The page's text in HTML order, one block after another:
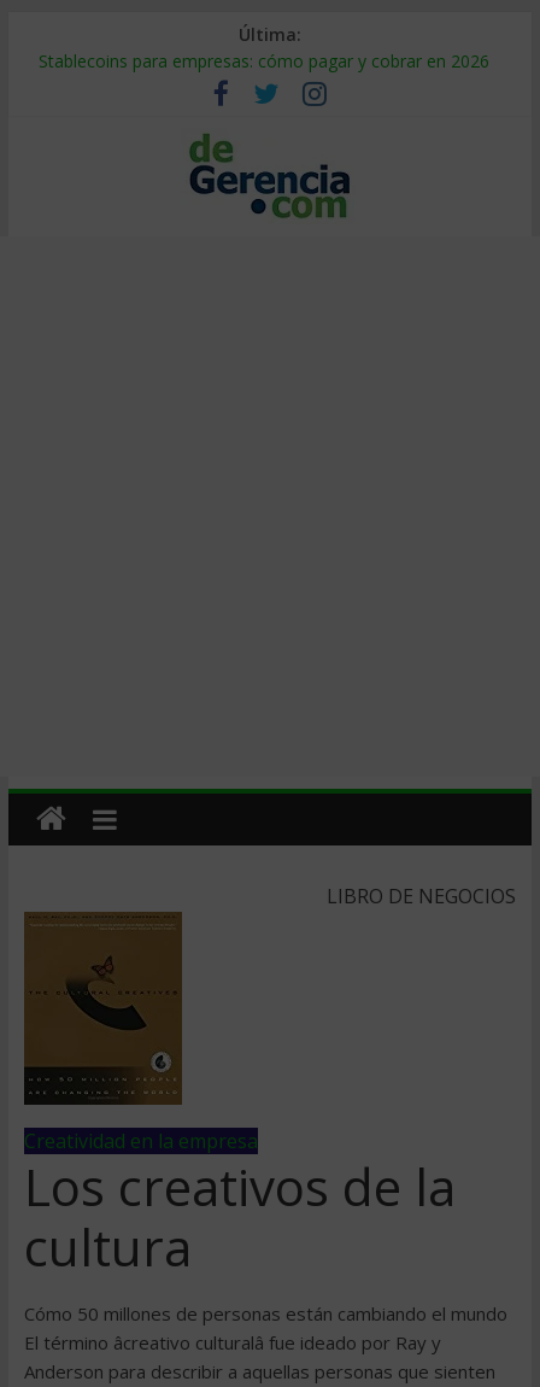
Última:
Stablecoins para empresas: cómo pagar y cobrar en 2026
Despido silencioso: qué es y por qué sale tan caro
IA en selección de personal: cómo auditarla a tiempo
Trabajo forzoso en la cadena de suministro: qué hacer
Mercado hispano de EE. UU.: cómo segmentarlo y venderle
LIBRO DE NEGOCIOS
Creatividad en la empresa
Los creativos de la
cultura
Cómo 50 millones de personas están cambiando el mundo
El término âcreativo culturalâ fue ideado por Ray y
Anderson para describir a aquellas personas que sienten